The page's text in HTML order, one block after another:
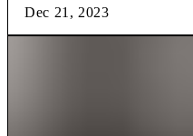
Dec 21, 2023